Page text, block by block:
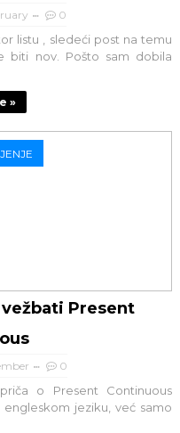
0
listu , sledeći post na temu
biti nov. Pošto sam dobila
»
Present
0
o Present Continuous
jeziku, već samo